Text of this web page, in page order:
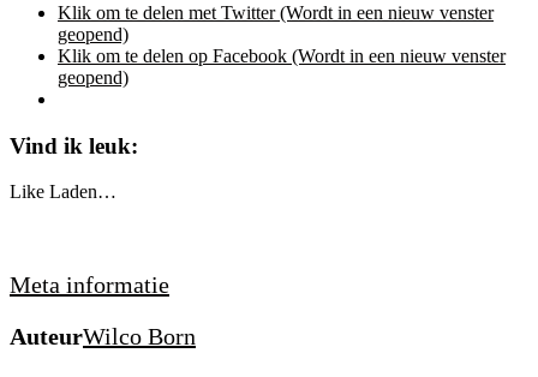
Klik om te delen met Twitter (Wordt in een nieuw venster
geopend)
Klik om te delen op Facebook (Wordt in een nieuw venster
geopend)
Vind ik leuk:
Like Laden…
Meta informatie
AuteurWilco Born